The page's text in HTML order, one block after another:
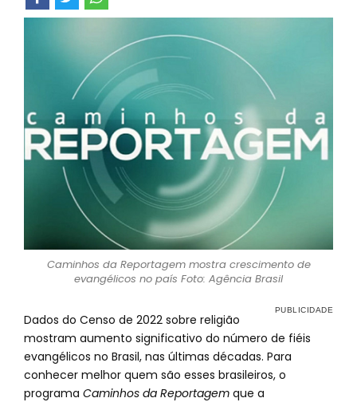
Caminhos da Reportagem mostra crescimento de
evangélicos no país Foto: Agência Brasil
Dados do Censo de 2022 sobre religião
mostram aumento significativo do número de fiéis
evangélicos no Brasil, nas últimas décadas. Para
conhecer melhor quem são esses brasileiros, o
programa Caminhos da Reportagem que a